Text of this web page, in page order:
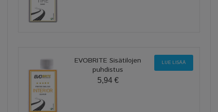
EVOBRITE Sisätilojen
puhdistus
5,94 €
LUE LISÄÄ